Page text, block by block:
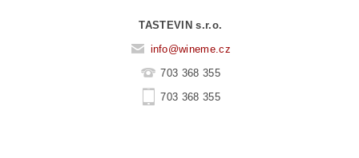
TASTEVIN s.r.o.
info@wineme.cz
703 368 355
703 368 355